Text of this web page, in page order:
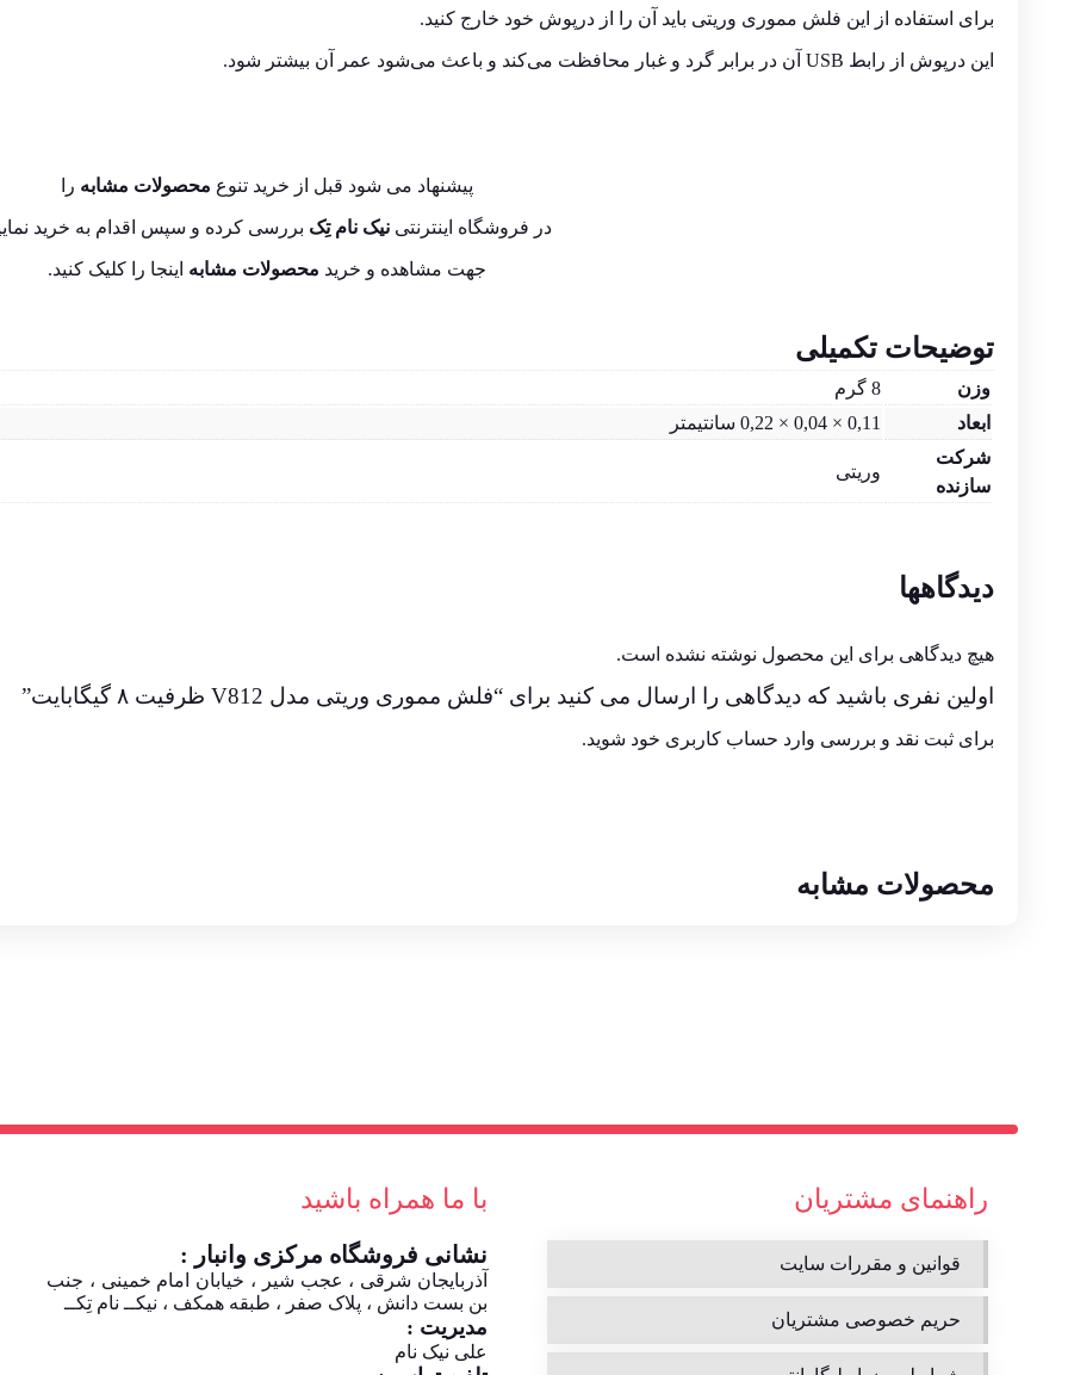
برای استفاده از این فلش مموری وریتی باید آن را از درپوش خود خارج کنید.
این درپوش از رابط USB آن در برابر گرد و غبار محافظت می‌کند و باعث می‌شود عمر آن بیشتر شود.
پیشنهاد می شود قبل از خرید تنوع محصولات مشابه را
در فروشگاه اینترنتی نیک نام تِک بررسی کرده و سپس اقدام به خرید
جهت مشاهده و خرید محصولات مشابه اینجا را کلیک کنید.
توضیحات تکمیلی
وزن
8 گرم
ابعاد
0,11 × 0,04 × 0,22 سانتیمتر
شرکت
سازنده
وریتی
دیدگاهها
هیچ دیدگاهی برای این محصول نوشته نشده است.
اولین نفری باشید که دیدگاهی را ارسال می کنید برای “فلش مموری وریتی مدل V812 ظرفیت ۸ گیگابایت”
برای ثبت نقد و بررسی وارد حساب کاربری خود شوید.
محصولات مشابه
راهنمای مشتریان
قوانین و مقررات سایت
حریم خصوصی مشتریان
با ما همراه باشید
نشانی فروشگاه مرکزی وانبار :
آذربایجان شرقی ، عجب شیر ، خیابان امام خمینی ، جنب
بن بست دانش ، پلاک صفر ، طبقه همکف ، نیکــ نام تِکــ
مدیریت :
علی نیک نام